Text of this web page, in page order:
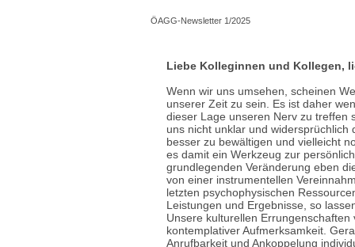
ÖAGG-Newsletter 1/2025
Liebe Kolleginnen und Kollegen,
Wenn wir uns umsehen, scheinen
unserer Zeit zu sein. Es ist daher
dieser Lage unseren Nerv zu treffen
uns nicht unklar und widersprüchlich
besser zu bewältigen und vielleicht
es damit ein Werkzeug zur
grundlegenden Veränderung eben
von einer instrumentellen
letzten psychophysischen
Leistungen und Ergebnisse, so
Unsere kulturellen
kontemplativer Aufmerksamkeit.
Anrufbarkeit und Ankoppelung